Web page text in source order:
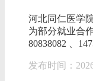
河北同仁医学
为部分就业合
80838082 、
发布时间：